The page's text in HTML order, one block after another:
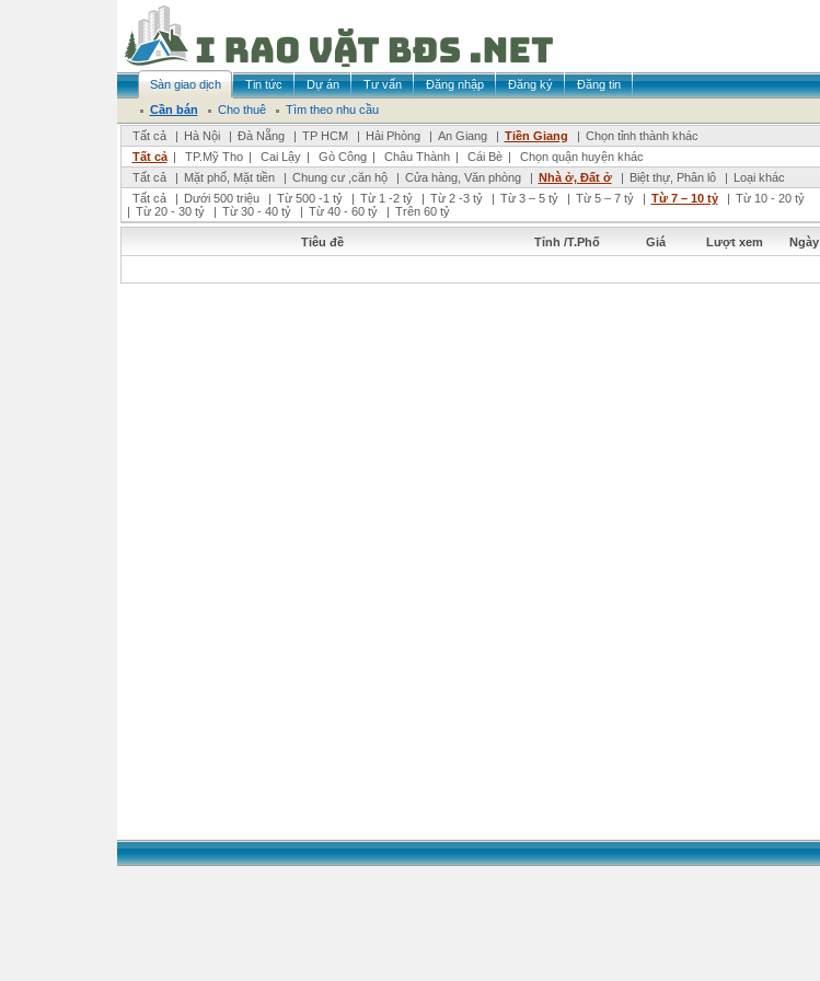
Sàn giao dịch Tin tức Dự án Tư vấn Đăng nhập Đăng ký
Đăng tin
Cần bán
Cho thuê
Tìm theo nhu cầu
Tất cả
| Hà Nội | Đà Nẵng | TP HCM | Hải Phòng | An Giang | Tiền Giang | Chọn tỉnh thành khác
Tất cả | TP.Mỹ Tho | Cai Lậy | Gò Công | Châu Thành | Cái Bè |
Chọn quận huyện khác
Tất cả
| Mặt phố, Mặt tiền | Chung cư ,căn hộ | Cửa hàng, Văn phòng | Nhà ở, Đất ở | Biệt thự, Phân lô | Loại khác
Tất cả
| Dưới 500 triệu | Từ 500 -1 tỷ | Từ 1 -2 tỷ | Từ 2 -3 tỷ | Từ 3 – 5 tỷ | Từ 5 – 7 tỷ | Từ 7 – 10 tỷ | Từ 10 - 20 tỷ
| Từ 20 - 30 tỷ | Từ 30 - 40 tỷ | Từ 40 - 60 tỷ | Trên 60 tỷ
Tiêu đề Tỉnh /T.Phố Giá Lượt xem Ngày